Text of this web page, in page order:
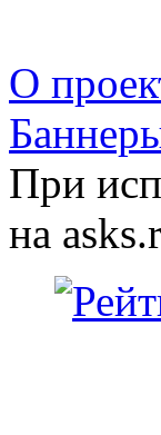
О
При
на